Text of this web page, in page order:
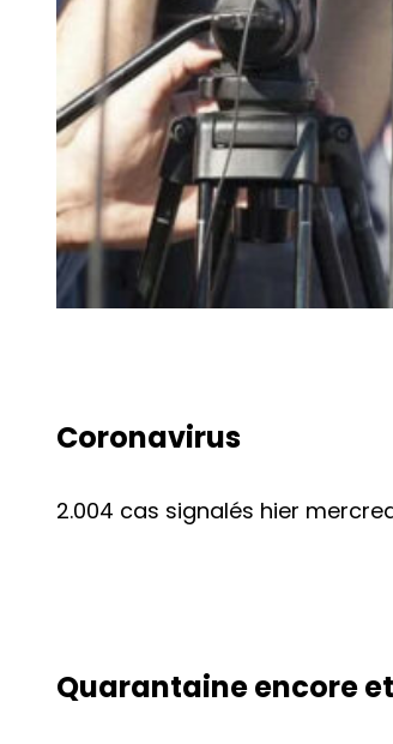
Coronavirus
2.004 cas signalés hier
Quarantaine encore